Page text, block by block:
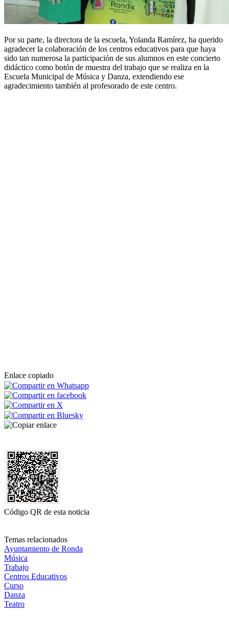
Por su parte, la directora de la escuela, Yolanda Ramírez, ha querido
agradecer la colaboración de los centros educativos para que haya
sido tan numerosa la participación de sus alumnos en este concierto
didáctico como botón de muestra del trabajo que se realiza en la
Escuela Municipal de Música y Danza, extendiendo ese
agradecimiento también al profesorado de este centro.
Enlace copiado
Código QR de esta noticia
Temas relacionados
Ayuntamiento de Ronda
Música
Trabajo
Centros Educativos
Curso
Danza
Teatro